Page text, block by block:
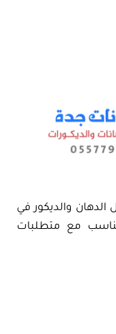
والديكور في
مع متطلبات